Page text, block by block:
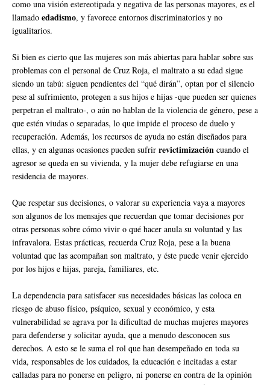
como una visión estereotipada y negativa de las personas mayores, es el
llamado edadismo, y favorece entornos discriminatorios y no
igualitarios.
Si bien es cierto que las mujeres son más abiertas para hablar sobre sus
problemas con el personal de Cruz Roja, el maltrato a su edad sigue
siendo un tabú: siguen pendientes del “qué dirán”, optan por el silencio
pese al sufrimiento, protegen a sus hijos e hijas -que pueden ser quienes
perpetran el maltrato-, o aún no hablan de la violencia de género, pese a
que estén viudas o separadas, lo que impide el proceso de duelo y
recuperación. Además, los recursos de ayuda no están diseñados para
ellas, y en algunas ocasiones pueden sufrir revictimización cuando el
agresor se queda en su vivienda, y la mujer debe refugiarse en una
residencia de mayores.
Que respetar sus decisiones, o valorar su experiencia vaya a mayores
son algunos de los mensajes que recuerdan que tomar decisiones por
otras personas sobre cómo vivir o qué hacer anula su voluntad y las
infravalora. Estas prácticas, recuerda Cruz Roja, pese a la buena
voluntad que las acompañan son maltrato, y éste puede venir ejercido
por los hijos e hijas, pareja, familiares, etc.
La dependencia para satisfacer sus necesidades básicas las coloca en
riesgo de abuso físico, psíquico, sexual y económico, y esta
vulnerabilidad se agrava por la dificultad de muchas mujeres mayores
para defenderse y solicitar ayuda, que a menudo desconocen sus
derechos. A esto se le suma el rol que han desempeñado en toda su
vida, responsables de los cuidados, la educación e incitadas a estar
calladas para no ponerse en peligro, ni ponerse en contra de la opinión